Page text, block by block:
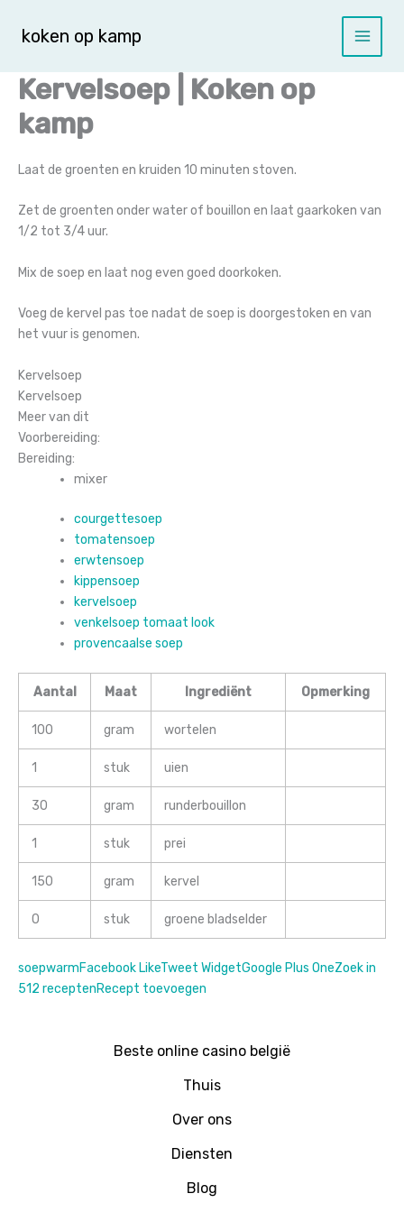
naar
inhoud
koken op kamp
Kervelsoep | Koken op
kamp
Laat de groenten en kruiden 10 minuten stoven.
Zet de groenten onder water of bouillon en laat gaarkoken van
1/2 tot 3/4 uur.
Mix de soep en laat nog even goed doorkoken.
Voeg de kervel pas toe nadat de soep is doorgestoken en van
het vuur is genomen.
Kervelsoep
Kervelsoep
Meer van dit
Voorbereiding:
Bereiding:
mixer
courgettesoep
tomatensoep
erwtensoep
kippensoep
kervelsoep
venkelsoep tomaat look
provencaalse soep
Aantal Maat Ingrediënt Opmerking
100 gram wortelen
1 stuk uien
30 gram runderbouillon
1 stuk prei
150 gram kervel
0 stuk groene bladselder
soepwarmFacebook LikeTweet WidgetGoogle Plus OneZoek in
512 receptenRecept toevoegen
Beste online casino belgië
Thuis
Over ons
Diensten
Blog